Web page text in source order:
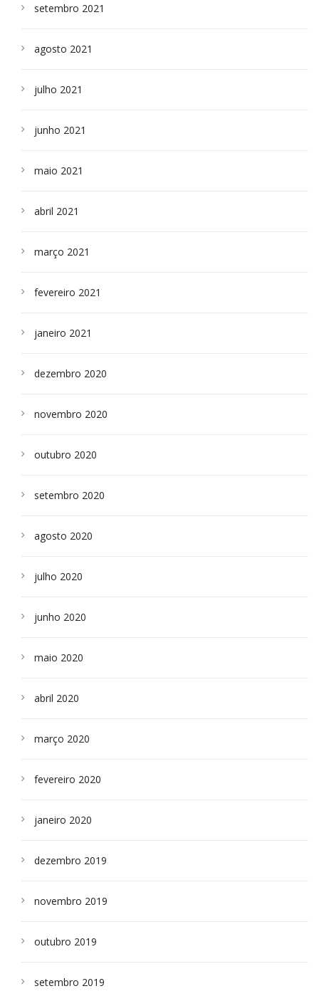
setembro 2021
agosto 2021
julho 2021
junho 2021
maio 2021
abril 2021
março 2021
fevereiro 2021
janeiro 2021
dezembro 2020
novembro 2020
outubro 2020
setembro 2020
agosto 2020
julho 2020
junho 2020
maio 2020
abril 2020
março 2020
fevereiro 2020
janeiro 2020
dezembro 2019
novembro 2019
outubro 2019
setembro 2019